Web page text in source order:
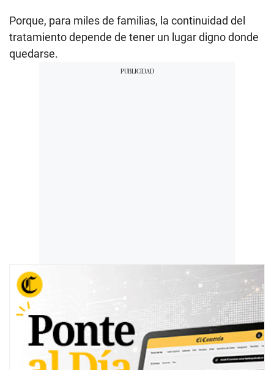
Porque, para miles de familias, la continuidad del
tratamiento depende de tener un lugar digno donde
quedarse.